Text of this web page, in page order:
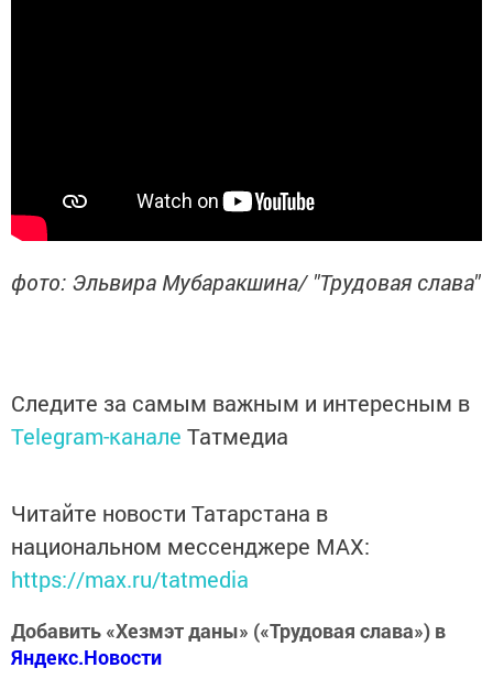
фото: Эльвира Мубаракшина/ "Трудовая слава"
Следите за самым важным и интересным в
Telegram-канале Татмедиа
Читайте новости Татарстана в
национальном мессенджере MАХ:
https://max.ru/tatmedia
Добавить «Хезмэт даны» («Трудовая слава») в
Яндекс.Новости